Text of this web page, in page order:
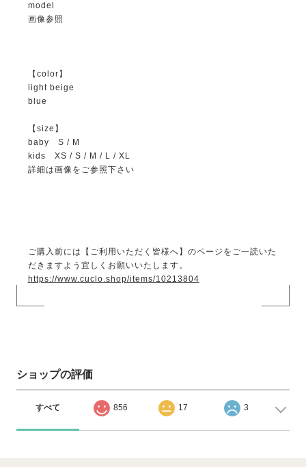
model
画像参照
【color】
light beige
blue
【size】
baby S / M
kids XS / S / M / L / XL
詳細は画像をご参照下さい
ご購入前には【ご利用いただく皆様へ】のページをご一読いた
だきますよう宜しくお願いいたします。
https://www.cuclo.shop/items/10213804
ショップの評価
すべて 856 17 3